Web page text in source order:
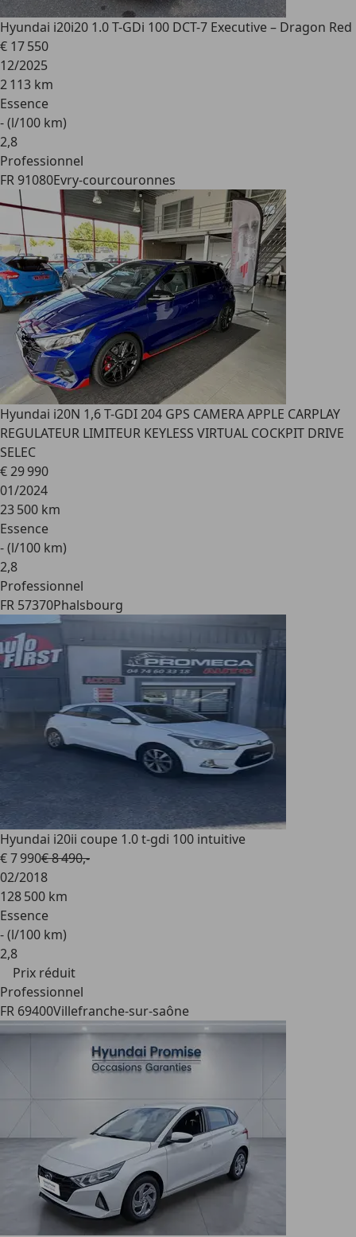
Hyundai i20i20 1.0 T-GDi 100 DCT-7 Executive – Dragon Red
€ 17 550
12/2025
2 113 km
Essence
- (l/100 km)
2,8
Professionnel
FR 91080Evry-courcouronnes
Hyundai i20N 1,6 T-GDI 204 GPS CAMERA APPLE CARPLAY
REGULATEUR LIMITEUR KEYLESS VIRTUAL COCKPIT DRIVE
SELEC
€ 29 990
01/2024
23 500 km
Essence
- (l/100 km)
2,8
Professionnel
FR 57370Phalsbourg
Hyundai i20ii coupe 1.0 t-gdi 100 intuitive
€ 7 990€ 8 490,-
02/2018
128 500 km
Essence
- (l/100 km)
2,8
Prix réduit
Professionnel
FR 69400Villefranche-sur-saône